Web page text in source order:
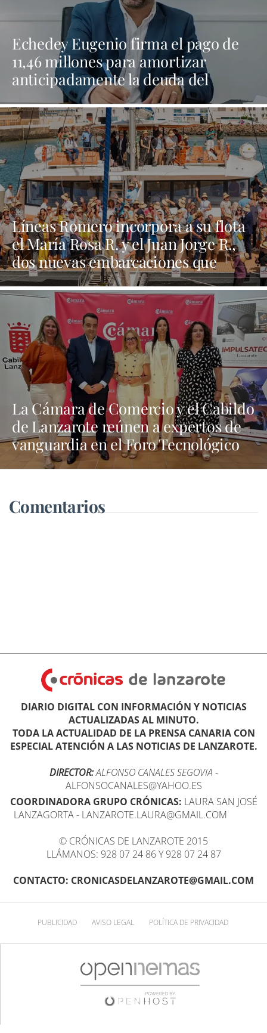
Echedey Eugenio firma el pago de
11,46 millones para amortizar
anticipadamente la deuda del
Ayuntamiento de Arrecife
Líneas Romero incorpora a su flota
el María Rosa R. y el Juan Jorge R.,
dos nuevas embarcaciones que
refuerzan su apuesta por la
innovación y la sostenibilidad
La Cámara de Comercio y el Cabildo
de Lanzarote reúnen a expertos de
vanguardia en el Foro Tecnológico
“Tech Nexus”
Comentarios
DIARIO DIGITAL CON INFORMACIÓN Y NOTICIAS
ACTUALIZADAS AL MINUTO.
TODA LA ACTUALIDAD DE LA PRENSA CANARIA CON
ESPECIAL ATENCIÓN A LAS NOTICIAS DE LANZAROTE.
DIRECTOR:ALFONSO CANALES SEGOVIA -
ALFONSOCANALES@YAHOO.ES
COORDINADORA GRUPO CRÓNICAS: LAURA SAN JOSÉ
LANZAGORTA - LANZAROTE.LAURA@GMAIL.COM
© CRÓNICAS DE LANZAROTE 2015
LLÁMANOS: 928 07 24 86 Y 928 07 24 87
CONTACTO: CRONICASDELANZAROTE@GMAIL.COM
PUBLICIDAD AVISO LEGAL POLÍTICA DE PRIVACIDAD